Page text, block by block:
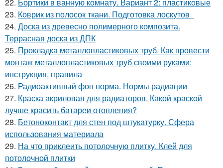
23. Коврик из полосок ткани. Подготовка лоскутов
24. Доска из древесно полимерного композита.
Террасная доска из ДПК
25. Прокладка металлопластиковых труб. Как провести
монтаж металлопластиковых труб своими руками:
инструкция, правила
26. Радиоактивный фон норма. Нормы радиации
27. Краска акриловая для радиаторов. Какой краской
лучше красить батареи отопления?
28. Бетоноконтакт для стен под штукатурку. Сфера
использования материала
29. На что приклеить потолочную плитку. Клей для
потолочной плитки